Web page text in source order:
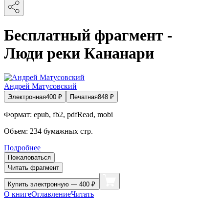
Бесплатный фрагмент -
Люди реки Кананари
Андрей Матусовский
Электронная400 ₽ Печатная848 ₽
Формат: epub, fb2, pdfRead, mobi
Объем: 234 бумажных стр.
Подробнее
Пожаловаться
Читать фрагмент
Купить электронную — 400 ₽
О книгеОглавлениеЧитать